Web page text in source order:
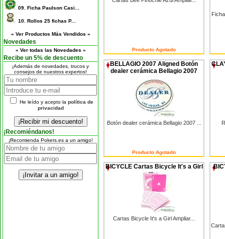
09. Ficha Paulson Casi...
10. Rollos 25 fichas P...
« Ver Productos Más Vendidos »
Novedades
« Ver todas las Novedades »
Recibe un 5% de descuento
¡Además de novedades, trucos y
consejos de nuestros expertos!
He leído y acepto la política de
privacidad
¡Recomiéndanos!
¡Recomienda Pokers.es a un amigo!
Producto Agotado
BELLAGIO 2007 Aligned Botón
dealer cerámica Bellagio 2007
Botón dealer cerámica Bellagio 2007 ...
Producto Agotado
BICYCLE Cartas Bicycle It's a Girl
Cartas Bicycle It's a Girl Ampliar...